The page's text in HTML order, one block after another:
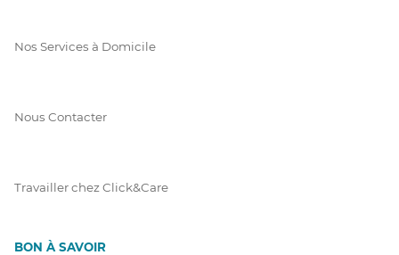
Nos Services à Domicile
Nous Contacter
Travailler chez Click&Care
BON À SAVOIR